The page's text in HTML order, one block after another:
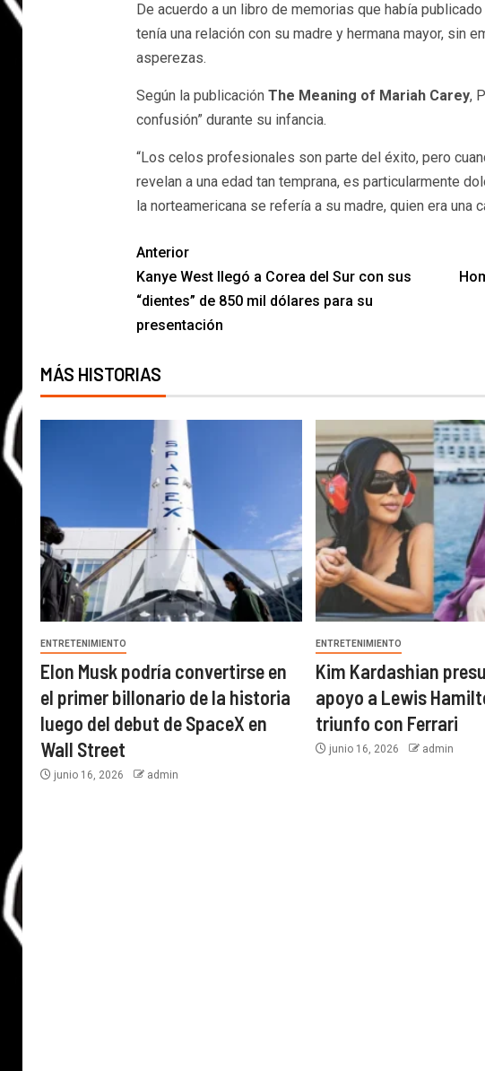
De acuerdo a un libro de memorias que había
tenía una relación con su madre y hermana mayor, sin
asperezas.
Según la publicación The Meaning of Mariah Carey,
confusión” durante su infancia.
“Los celos profesionales son parte del éxito, pero
revelan a una edad tan temprana, es particularmente
la norteamericana se refería a su madre, quien era una
Anterior
Kanye West llegó a Corea del Sur con sus
“dientes” de 850 mil dólares para su
presentación
MÁS HISTORIAS
ENTRETENIMIENTO
Elon Musk podría convertirse en
el primer billonario de la historia
luego del debut de SpaceX en
Wall Street
junio 16, 2026 admin
ENTRETENIMIENTO
Kim Kardashian
apoyo a Lewis
triunfo con Ferrari
junio 16, 2026 admin